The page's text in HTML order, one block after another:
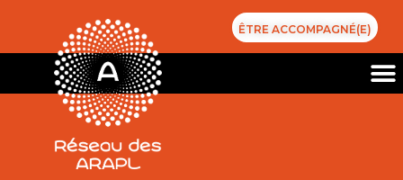
ÊTRE ACCOMPAGNÉ(E)